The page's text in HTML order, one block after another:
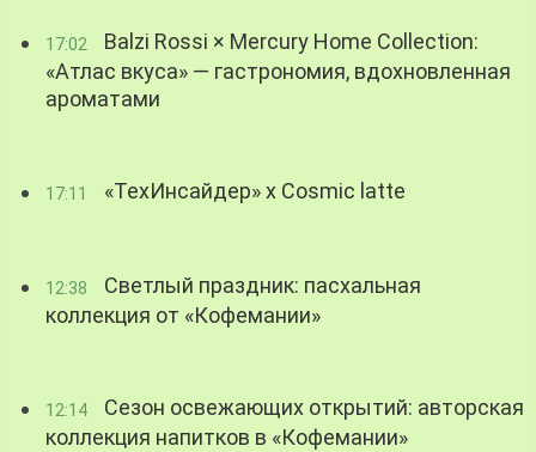
17:02
Balzi Rossi × Mercury Home Collection:
«Атлас вкуса» — гастрономия, вдохновленная
ароматами
17:11 «ТехИнсайдер» х Cosmic latte
12:38
Светлый праздник: пасхальная
коллекция от «Кофемании»
12:14
Сезон освежающих открытий: авторская
коллекция напитков в «Кофемании»